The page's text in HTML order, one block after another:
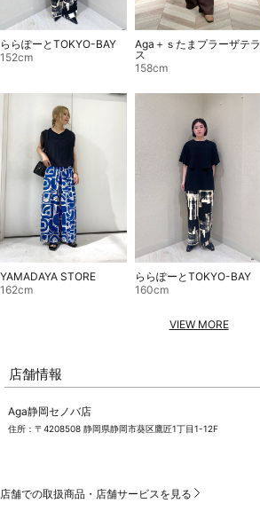
ららぽーとTOKYO-BAY
152cm
Aga＋ｓたまプラーザテラ
ス
158cm
YAMADAYA STORE
162cm
ららぽーとTOKYO-BAY
160cm
VIEW MORE
店舗情報
Aga静岡セノバ店
住所：〒4208508 静岡県静岡市葵区鷹匠1丁目1-12F
店舗での取扱商品・店舗サービスを見る